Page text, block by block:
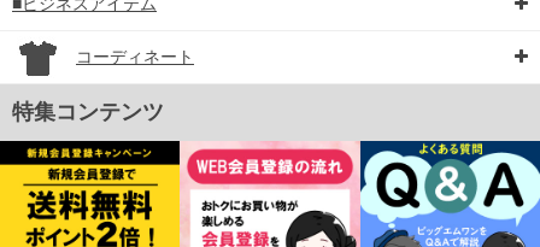
コーディネート
特集コンテンツ